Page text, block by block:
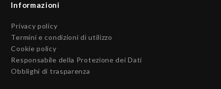
Informazioni
Privacy policy
Termini e condizioni di utilizzo
Cookie policy
Responsabile della Protezione dei Dati
Obblighi di trasparenza